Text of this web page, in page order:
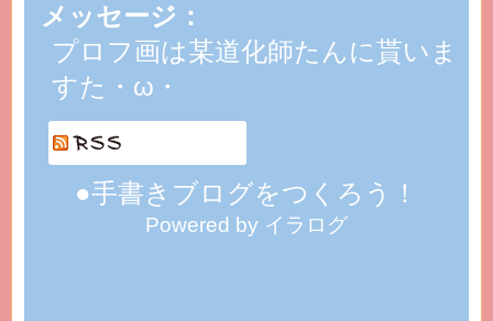
メッセージ：
プロフ画は某道化師たんに貰いま
すた・ω・
●手書きブログをつくろう！
Powered by イラログ